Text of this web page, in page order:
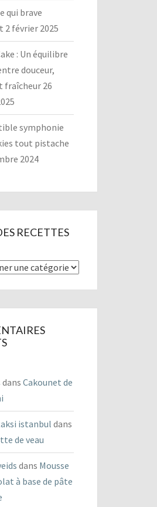
qui brave
2 février 2025
: Un équilibre
douceur,
fraîcheur 26
symphonie
tout pistache
2024
RECETTES
dans Cakounet de
istanbuldans
de veau
dans Mousse
à base de pâte